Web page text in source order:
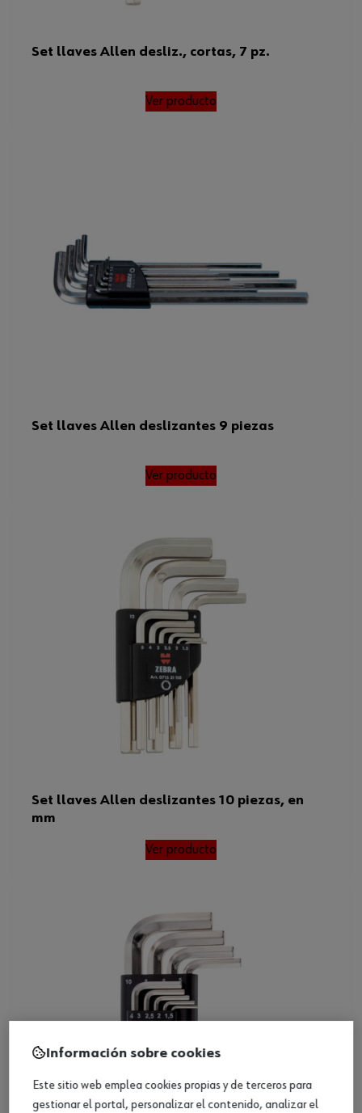
Set llaves Allen desliz., cortas, 7 pz.
Ver producto
Set llaves Allen deslizantes 9 piezas
Ver producto
Set llaves Allen deslizantes 10 piezas, en
mm
Ver producto
Información sobre cookies
Este sitio web emplea cookies propias y de terceros para
gestionar el portal, personalizar el contenido, analizar el